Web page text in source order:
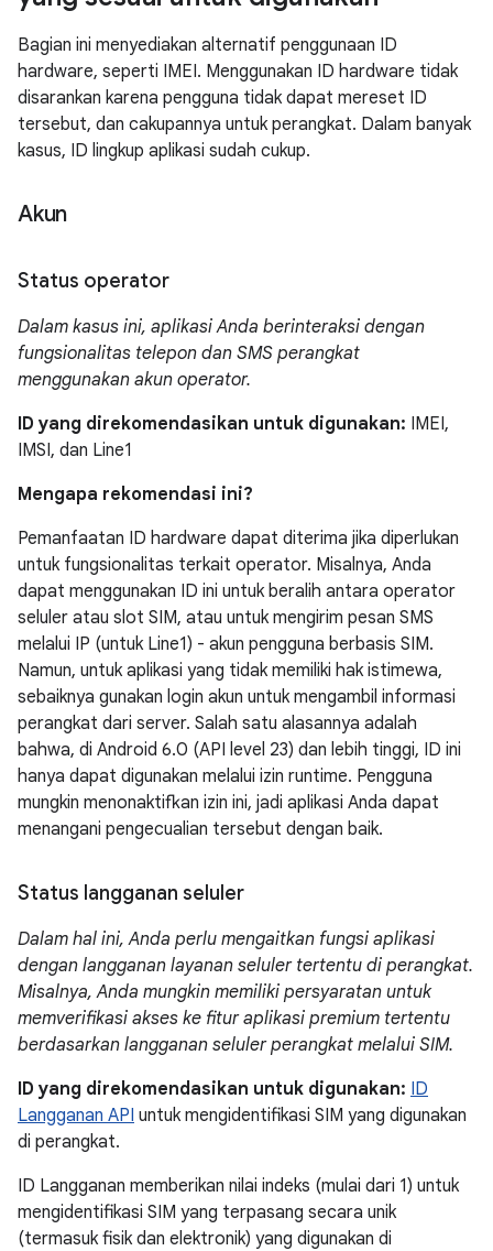
Bagian ini menyediakan alternatif penggunaan ID
hardware, seperti IMEI. Menggunakan ID hardware tidak
disarankan karena pengguna tidak dapat mereset ID
tersebut, dan cakupannya untuk perangkat. Dalam banyak
kasus, ID lingkup aplikasi sudah cukup.
Akun
Status operator
Dalam kasus ini, aplikasi Anda berinteraksi dengan
fungsionalitas telepon dan SMS perangkat
menggunakan akun operator.
ID yang direkomendasikan untuk digunakan: IMEI,
IMSI, dan Line1
Mengapa rekomendasi ini?
Pemanfaatan ID hardware dapat diterima jika diperlukan
untuk fungsionalitas terkait operator. Misalnya, Anda
dapat menggunakan ID ini untuk beralih antara operator
seluler atau slot SIM, atau untuk mengirim pesan SMS
melalui IP (untuk Line1) - akun pengguna berbasis SIM.
Namun, untuk aplikasi yang tidak memiliki hak istimewa,
sebaiknya gunakan login akun untuk mengambil informasi
perangkat dari server. Salah satu alasannya adalah
bahwa, di Android 6.0 (API level 23) dan lebih tinggi, ID ini
hanya dapat digunakan melalui izin runtime. Pengguna
mungkin menonaktifkan izin ini, jadi aplikasi Anda dapat
menangani pengecualian tersebut dengan baik.
Status langganan seluler
Dalam hal ini, Anda perlu mengaitkan fungsi aplikasi
dengan langganan layanan seluler tertentu di perangkat.
Misalnya, Anda mungkin memiliki persyaratan untuk
memverifikasi akses ke fitur aplikasi premium tertentu
berdasarkan langganan seluler perangkat melalui SIM.
ID yang direkomendasikan untuk digunakan: ID
Langganan API untuk mengidentifikasi SIM yang digunakan
di perangkat.
ID Langganan memberikan nilai indeks (mulai dari 1) untuk
mengidentifikasi SIM yang terpasang secara unik
(termasuk fisik dan elektronik) yang digunakan di